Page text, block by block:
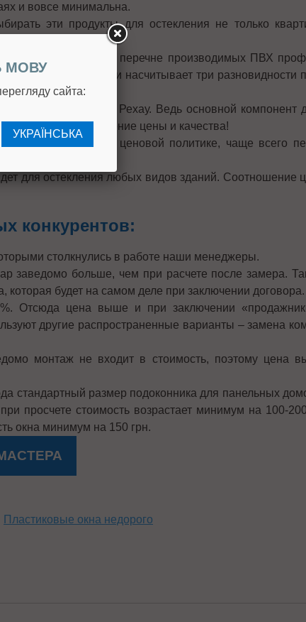
и вовсе минимальна.
эти продукты для остекления не только
разнообразен.
нашей страны, в перечне производимых ПВХ
STEKO IDEAL, и насчитывает три разновидности
с профилями марки Рехау. Ведь основной компонент
соотношение цены и качества!
на Украине. По ценовой политике, чаще всего
для остекления любых видов зданий. Соотношение
конкурентов:
столкнулись в работе наши менеджеры.
заведомо больше, чем при расчете после замера.
которая будет на самом деле при заключении договора.
Отсюда цена выше и при заключении
другие распространенные варианты – замена
монтаж не входит в стоимость, поэтому цена
стандартный размер подоконника для панельных
просчете стоимость возрастает минимум на 100-
окна минимум на 150 грн.
Пластиковые окна недорого
МОВУ
сайта:
УКРАЇНСЬКА